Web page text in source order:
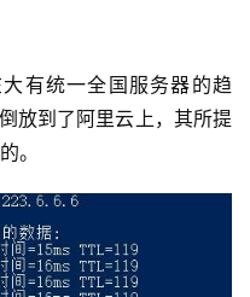
有统一全国服务器的趋
放到了阿里云上，其所提
。